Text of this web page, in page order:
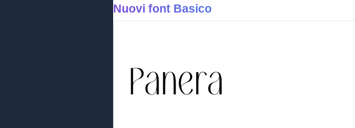
Nuovi font Basico